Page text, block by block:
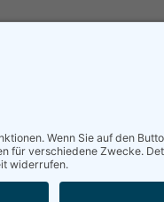
Postfach.
News